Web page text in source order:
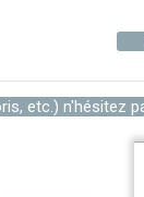
etc.) n'hésitez